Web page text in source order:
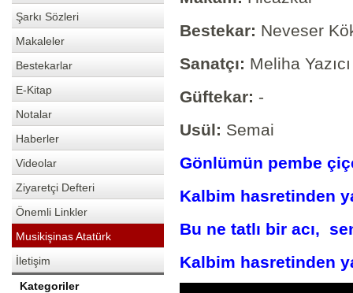
Şarkı Sözleri
Makaleler
Bestekarlar
E-Kitap
Notalar
Haberler
Videolar
Ziyaretçi Defteri
Önemli Linkler
Musikişinas Atatürk
İletişim
Kategoriler
Bestekar: Neveser
Sanatçı: Meliha Yazıcı
Güftekar: -
Usül: Semai
Gönlümün pembe
Kalbim hasretinden
Bu ne tatlı bir acı,
Kalbim hasretinden